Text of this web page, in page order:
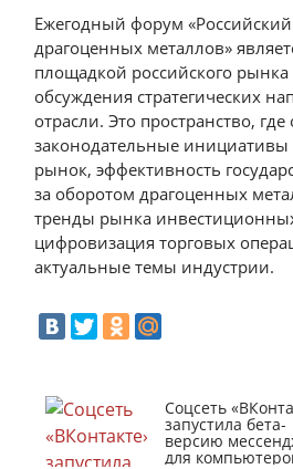
Ежегодный форум
драгоценных металлов»
площадкой российского рынка
обсуждения стратегических
отрасли. Это пространство,
законодательные
рынок, эффективность
за оборотом драгоценных
тренды рынка
цифровизация торговых
актуальные темы индустрии.
Соцсеть
запустила бета-
версию
для